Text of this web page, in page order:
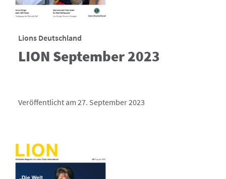
Lions Deutschland
LION September 2023
Veröffentlicht am 27. September 2023